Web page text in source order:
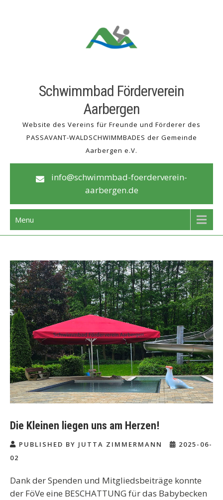
Schwimmbad Förderverein
Aarbergen
Website des Vereins für Freunde und Förderer des
PASSAVANT-WALDSCHWIMMBADES der Gemeinde
Aarbergen e.V.
info@schwimmbad-foerderverein-
aarbergen.de
Menu
Die Kleinen liegen uns am Herzen!
PUBLISHED BY JUTTA ZIMMERMANN
2025-06-
02
Dank der Spenden und Mitgliedsbeiträge konnte
der FöVe eine BESCHATTUNG für das Babybecken